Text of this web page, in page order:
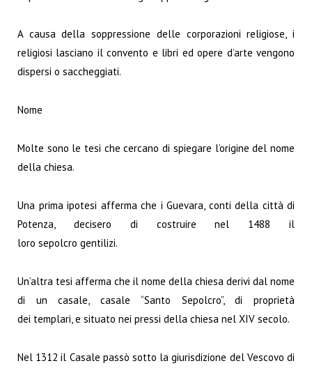
A causa della soppressione delle corporazioni religiose, i
religiosi lasciano il convento e libri ed opere d’arte vengono
dispersi o saccheggiati.
Nome
Molte sono le tesi che cercano di spiegare l’origine del nome
della chiesa.
Una prima ipotesi afferma che i Guevara, conti della città di
Potenza, decisero di costruire nel 1488 il
loro sepolcro gentilizi.
Un’altra tesi afferma che il nome della chiesa derivi dal nome
di un casale, casale “Santo Sepolcro”, di proprietà
dei templari , e situato nei pressi della chiesa nel XIV secolo.
Nel 1312 il Casale passò sotto la giurisdizione del Vescovo di